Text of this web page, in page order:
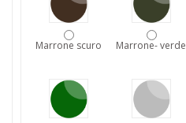
Marrone scuro Marrone- verde